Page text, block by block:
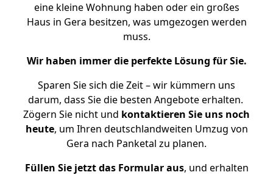
eine kleine Wohnung haben oder ein großes
Haus in Gera besitzen, was umgezogen werden
muss.
Wir haben immer die perfekte Lösung für Sie.
Sparen Sie sich die Zeit – wir kümmern uns
darum, dass Sie die besten Angebote erhalten.
Zögern Sie nicht und kontaktieren Sie uns noch
heute, um Ihren deutschlandweiten Umzug von
Gera nach Panketal zu planen.
Füllen Sie jetzt das Formular aus, und erhalten